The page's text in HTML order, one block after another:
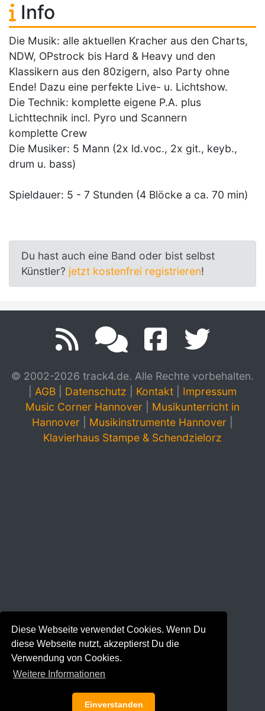
Diese Webseite verwendet Cookies. Wenn Du
diese Webseite nutzt, akzeptierst Du die
Verwendung von Cookies.
Weitere Informationen
Einverstanden
Info
Die Musik: alle aktuellen Kracher aus den Charts,
NDW, OPstrock bis Hard & Heavy und den
Klassikern aus den 80zigern, also Party ohne
Ende! Dazu eine perfekte Live- u. Lichtshow.
Die Technik: komplette eigene P.A. plus
Lichttechnik incl. Pyro und Scannern
komplette Crew
Die Musiker: 5 Mann (2x ld.voc., 2x git., keyb.,
drum u. bass)
Spieldauer: 5 - 7 Stunden (4 Blöcke a ca. 70 min)
Du hast auch eine Band oder bist selbst
Künstler? jetzt kostenfrei registrieren!
© 2002-2026 track4.de. Alle Rechte vorbehalten.
AGB Datenschutz Kontakt
Impressum
Music Corner Hannover
Musikunterricht in
Hannover
Musikinstrumente Hannover
Klavierhaus Stampe & Schendzielorz